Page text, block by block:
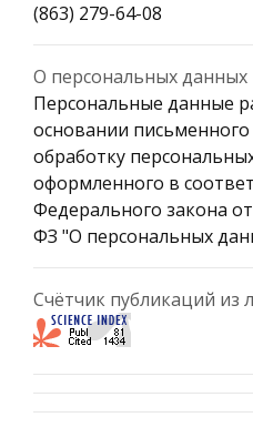
(863) 279-64-08
О персональных данных
Персональные данные
основании письменного
обработку
оформленного в
Федерального закона
ФЗ "О персональных
Счётчик публикаций